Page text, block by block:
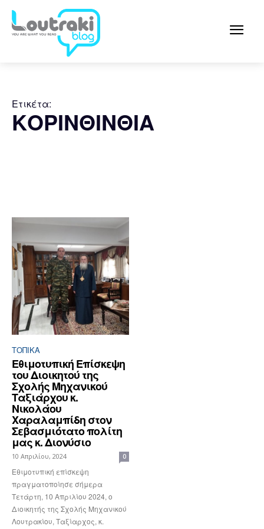
Ετικέτα:
ΚΟΡΙΝΘΙΝΘΙΑ
ΤΟΠΙΚΑ
Εθιμοτυπική Επίσκεψη
του Διοικητού της
Σχολής Μηχανικού
Ταξιάρχου κ.
Νικολάου
Χαραλαμπίδη στον
Σεβασμιότατο πολίτη
μας κ. Διονύσιο
10 Απριλίου, 2024 0
Εθιμοτυπική επίσκεψη
πραγματοποίησε σήμερα
Τετάρτη, 10 Απριλίου 2024, ο
Διοικητής της Σχολής Μηχανικού
Λουτρακίου, Ταξίαρχος, κ.